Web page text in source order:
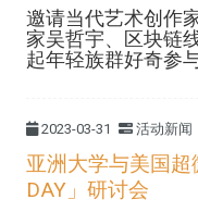
邀请当代艺术创作
家吴哲宇、区块链
起年轻族群好奇参
2023-03-31 活动新闻
亚洲大学与美国
DAY」研讨会